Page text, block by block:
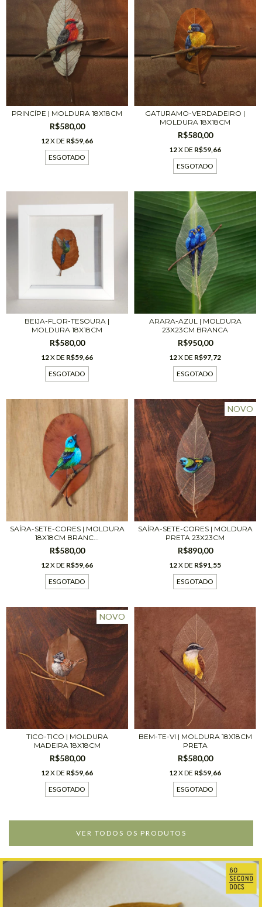
PRINCÍPE | MOLDURA 18X18CM
R$580,00
12X DE R$59,66
ESGOTADO
GATURAMO-VERDADEIRO |
MOLDURA 18X18CM
R$580,00
12X DE R$59,66
ESGOTADO
BEIJA-FLOR-TESOURA |
MOLDURA 18X18CM
R$580,00
12X DE R$59,66
ESGOTADO
ARARA-AZUL | MOLDURA
23X23CM BRANCA
R$950,00
12X DE R$97,72
ESGOTADO
SAÍRA-SETE-CORES | MOLDURA
18X18CM BRANC...
R$580,00
12X DE R$59,66
ESGOTADO
NOVO
SAÍRA-SETE-CORES | MOLDURA
PRETA 23X23CM
R$890,00
12X DE R$91,55
ESGOTADO
NOVO
TICO-TICO | MOLDURA
MADEIRA 18X18CM
R$580,00
12X DE R$59,66
ESGOTADO
BEM-TE-VI | MOLDURA 18X18CM
PRETA
R$580,00
12X DE R$59,66
ESGOTADO
VER TODOS OS PRODUTOS